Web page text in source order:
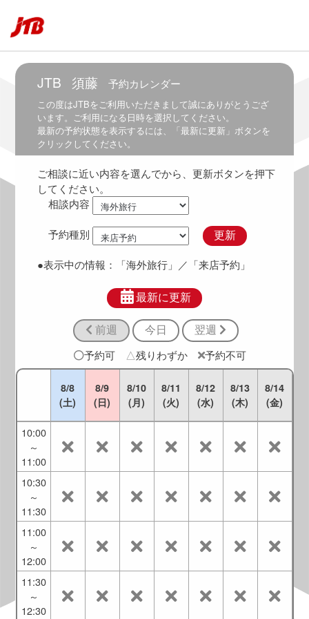
JTB 須藤 予約カレンダー
この度はJTBをご利用いただきまして誠にありがとうござ
います。ご利用になる日時を選択してください。
最新の予約状態を表示するには、「最新に更新」ボタンを
クリックしてください。
ご相談に近い内容を選んでから、更新ボタンを押下
してください。
相談内容
予約種別 更新
●表示中の情報： 「海外旅行」 ／「来店予約」
最新に更新
前週 今日 翌週
予約可 △残りわずか 予約不可
8/8
(土)
8/9
(日)
8/10
(月)
8/11
(火)
8/12
(水)
8/13
(木)
8/14
(金)
6:30
6:00
～
7:00
6:30
7:30
7:00
7:30
9:00
10:00
～
11:00
10:30
～
11:30
11:00
～
12:00
11:30
～
12:30